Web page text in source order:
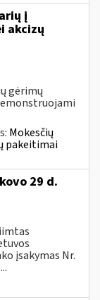
į
akcizų
gėrimų
Mokesčių
pakeitimai
29 d.
įsakymas Nr.